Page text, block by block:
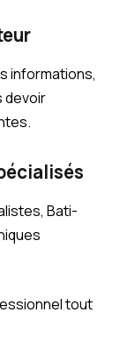
informations,
devoir
Bati-
tout